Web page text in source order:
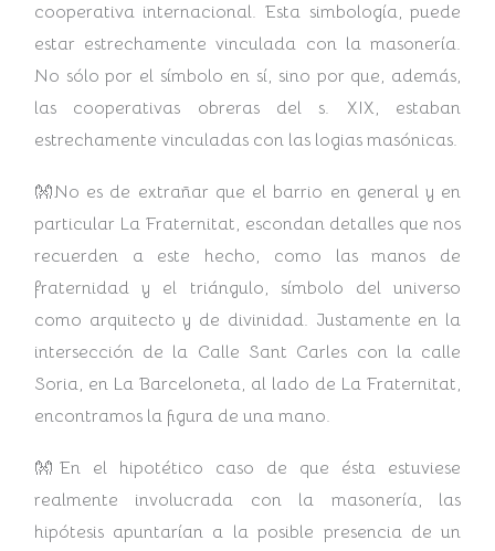
cooperativa internacional. Esta simbología, puede
estar estrechamente vinculada con la masonería.
No sólo por el símbolo en sí, sino por que, además,
las cooperativas obreras del s. XIX, estaban
estrechamente vinculadas con las logias masónicas.
👐No es de extrañar que el barrio en general y en
particular La Fraternitat, escondan detalles que nos
recuerden a este hecho, como las manos de
fraternidad y el triángulo, símbolo del universo
como arquitecto y de divinidad. Justamente en la
intersección de la Calle Sant Carles con la calle
Soria, en La Barceloneta, al lado de La Fraternitat,
encontramos la figura de una mano.
👐En el hipotético caso de que ésta estuviese
realmente involucrada con la masonería, las
hipótesis apuntarían a la posible presencia de un